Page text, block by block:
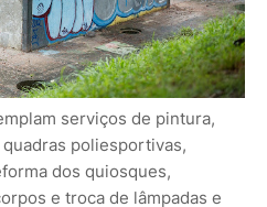
serviços de pintura,
poliesportivas,
dos quiosques,
e troca de lâmpadas e